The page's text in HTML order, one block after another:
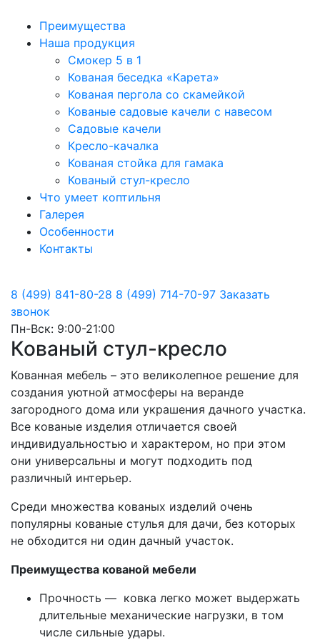
Преимущества
Наша продукция
Смокер 5 в 1
Кованая беседка «Карета»
Кованая пергола со скамейкой
Кованые садовые качели с навесом
Садовые качели
Кресло-качалка
Кованая стойка для гамака
Кованый стул-кресло
Что умеет коптильня
Галерея
Особенности
Контакты
8 (499) 841-80-28 8 (499) 714-70-97 Заказать
звонок
Пн-Вск: 9:00-21:00
Кованый стул-кресло
Кованная мебель – это великолепное решение для
создания уютной атмосферы на веранде
загородного дома или украшения дачного участка.
Все кованые изделия отличается своей
индивидуальностью и характером, но при этом
они универсальны и могут подходить под
различный интерьер.
Среди множества кованых изделий очень
популярны кованые стулья для дачи, без которых
не обходится ни один дачный участок.
Преимущества кованой мебели
Прочность — ковка легко может выдержать
длительные механические нагрузки, в том
числе сильные удары.